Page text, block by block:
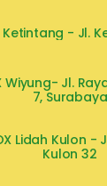
Ketintang - Jl.
Wiyung- Jl.
7, Surabaya
Lidah Kulon -
Kulon 32